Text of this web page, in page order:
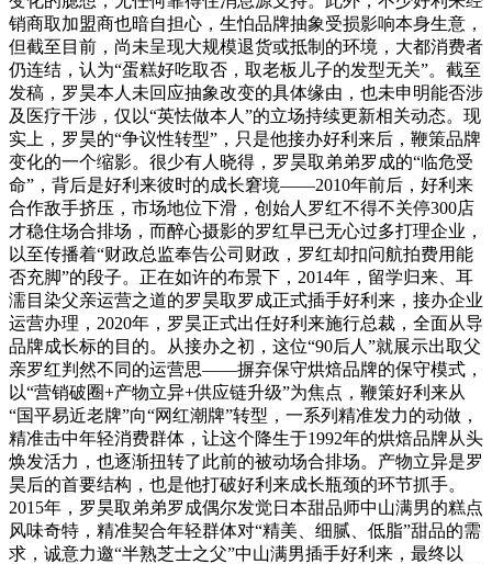
销商取加盟商也暗自担心，生怕品牌抽象受损影响本身生意，
但截至目前，尚未呈现大规模退货或抵制的环境，大都消费者
仍连结，认为“蛋糕好吃取否，取老板儿子的发型无关”。截至
发稿，罗昊本人未回应抽象改变的具体缘由，也未申明能否涉
及医疗干涉，仅以“英怯做本人”的立场持续更新相关动态。现
实上，罗昊的“争议性转型”，只是他接办好利来后，鞭策品牌
变化的一个缩影。很少有人晓得，罗昊取弟弟罗成的“临危受
命”，背后是好利来彼时的成长窘境——2010年前后，好利来
合作敌手挤压，市场地位下滑，创始人罗红不得不关停300店
才稳住场合排场，而醉心摄影的罗红早已无心过多打理企业，
以至传播着“财政总监奉告公司财政，罗红却扣问航拍费用能
否充脚”的段子。正在如许的布景下，2014年，留学归来、耳
濡目染父亲运营之道的罗昊取罗成正式插手好利来，接办企业
运营办理，2020年，罗昊正式出任好利来施行总裁，全面从导
品牌成长标的目的。从接办之初，这位“90后人”就展示出取父
亲罗红判然不同的运营思——摒弃保守烘焙品牌的保守模式，
以“营销破圈+产物立异+供应链升级”为焦点，鞭策好利来从
“国平易近老牌”向“网红潮牌”转型，一系列精准发力的动做，
精准击中年轻消费群体，让这个降生于1992年的烘焙品牌从头
焕发活力，也逐渐扭转了此前的被动场合排场。产物立异是罗
昊后的首要结构，也是他打破好利来成长瓶颈的环节抓手。
2015年，罗昊取弟弟罗成偶尔发觉日本甜品师中山满男的糕点
风味奇特，精准契合年轻群体对“精美、细腻、低脂”甜品的需
求，诚意力邀“半熟芝士之父”中山满男插手好利来，最终以